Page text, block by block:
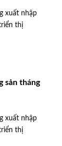
xuất nhập
thị
sản tháng
xuất nhập
thị